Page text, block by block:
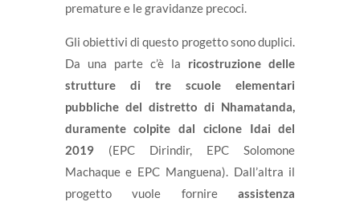
premature e le gravidanze precoci.
Gli obiettivi di questo progetto sono duplici.
Da una parte c’è la ricostruzione delle
strutture di tre scuole elementari
pubbliche del distretto di Nhamatanda,
duramente colpite dal ciclone Idai del
2019(EPC Dirindir, EPC Solomone
Machaque e EPC Manguena). Dall’altra il
progetto vuole fornireassistenza